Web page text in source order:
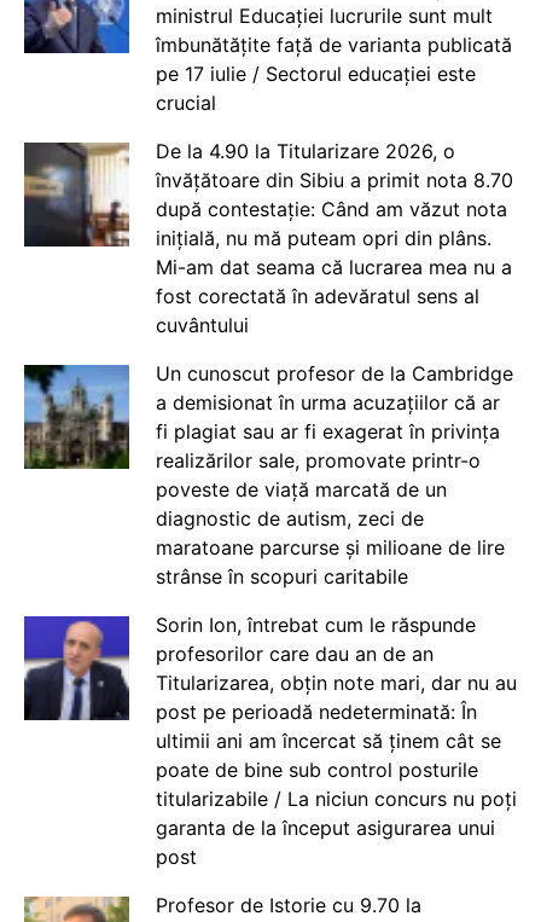
ministrul Educației lucrurile sunt mult
îmbunătățite față de varianta publicată
pe 17 iulie / Sectorul educației este
crucial
De la 4.90 la Titularizare 2026, o
învățătoare din Sibiu a primit nota 8.70
după contestație: Când am văzut nota
inițială, nu mă puteam opri din plâns.
Mi-am dat seama că lucrarea mea nu a
fost corectată în adevăratul sens al
cuvântului
Un cunoscut profesor de la Cambridge
a demisionat în urma acuzațiilor că ar
fi plagiat sau ar fi exagerat în privința
realizărilor sale, promovate printr-o
poveste de viață marcată de un
diagnostic de autism, zeci de
maratoane parcurse și milioane de lire
strânse în scopuri caritabile
Sorin Ion, întrebat cum le răspunde
profesorilor care dau an de an
Titularizarea, obțin note mari, dar nu au
post pe perioadă nedeterminată: În
ultimii ani am încercat să ținem cât se
poate de bine sub control posturile
titularizabile / La niciun concurs nu poți
garanta de la început asigurarea unui
post
Profesor de Istorie cu 9.70 la